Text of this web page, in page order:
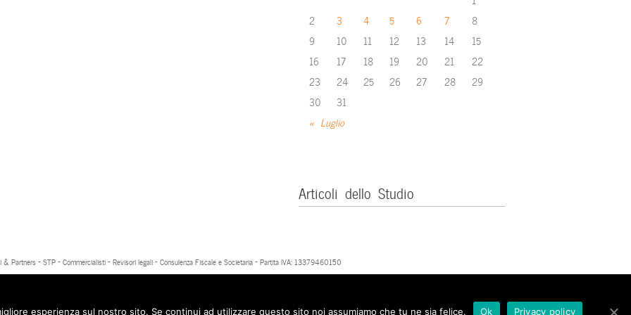
« Luglio
2
3 4 5 6 7
8
9
10 11 12 13 14
15
16
17 18 19 20 21
22
23
24 25 26 27 28
29
30
31
Articoli dello Studio
& Partners - STP - Commercialisti - Revisori legali - Consulenza Fiscale e Societaria - Partita IVA: 13379460150
esperienza sul nostro sito. Se continui ad utilizzare questo sito noi assumiamo che tu ne sia felice. Ok Privacy policy